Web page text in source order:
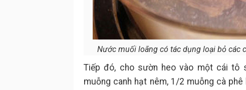
Nước muối loãng có tác dụng loại bỏ các
Tiếp đó, cho sườn heo vào một cái tô
muỗng canh hạt nêm, 1/2 muỗng cà